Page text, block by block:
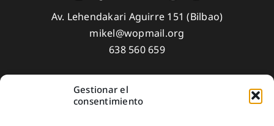
Gestionar el
consentimiento
Av. Lehendakari Aguirre 151 (Bilbao)
mikel@wopmail.org
638 560 659
Aviso Legal